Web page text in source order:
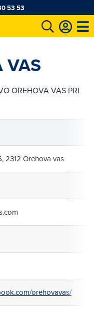
53 53
VAS
OREHOVA VAS PRI
2312 Orehova vas
orehovavas/